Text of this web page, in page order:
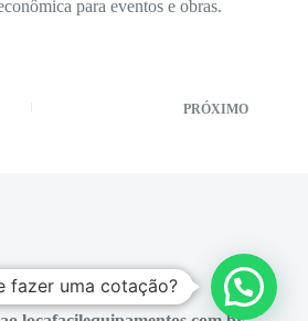
para eventos e obras.
PRÓXIMO
fazer uma cotação?